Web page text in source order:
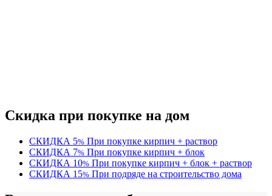
Скидка при покупке на дом
СКИДКА 5% При покупке кирпич + раствор
СКИДКА 7% При покупке кирпич + блок
СКИДКА 10% При покупке кирпич + блок + раствор
СКИДКА 15% При подряде на строительство дома